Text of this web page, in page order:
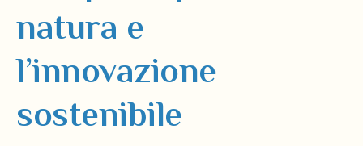
natura e
l’innovazione
sostenibile